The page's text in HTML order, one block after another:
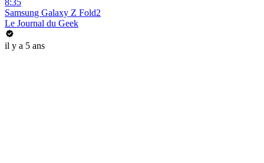
8:35
Samsung Galaxy Z Fold2
Le Journal du Geek
il y a 5 ans